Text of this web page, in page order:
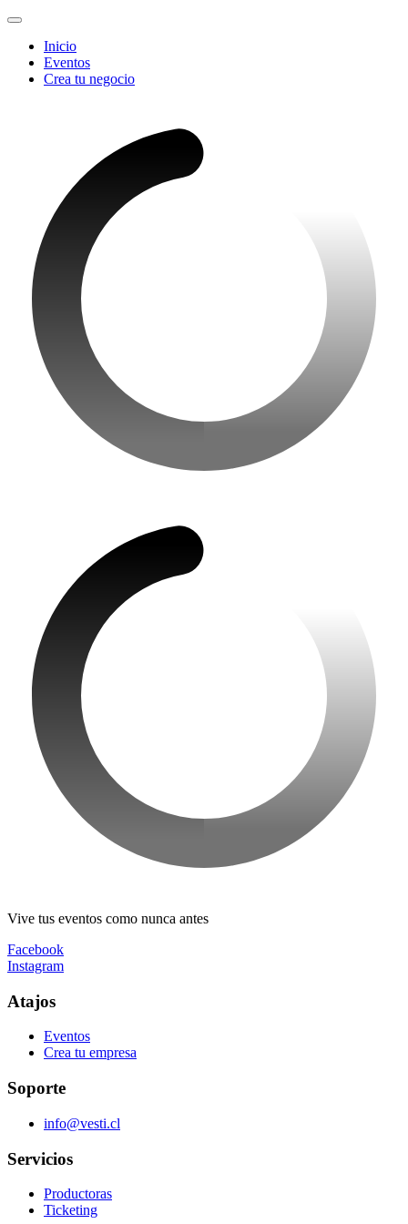
Inicio
Eventos
Crea tu negocio
Vive tus eventos como nunca antes
Facebook
Instagram
Atajos
Eventos
Crea tu empresa
Soporte
info@vesti.cl
Servicios
Productoras
Ticketing